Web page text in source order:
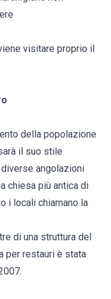
visitare proprio il
della popolazione
il suo stile
angolazioni
chiesa più antica di
i locali chiamano la
di una struttura del
per restauri è stata